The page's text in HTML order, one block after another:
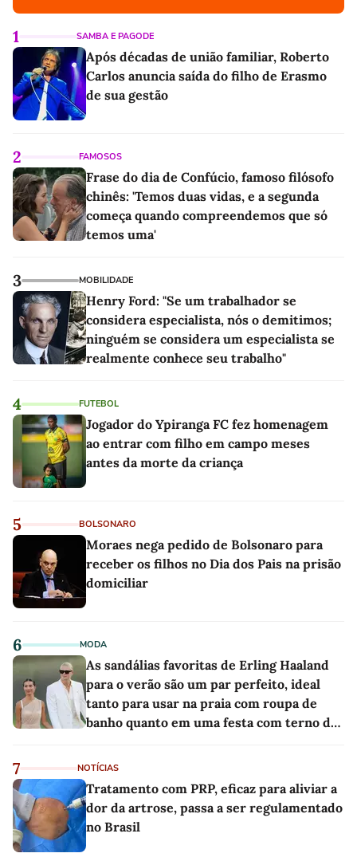
1 SAMBA E PAGODE
Após décadas de união familiar, Roberto
Carlos anuncia saída do filho de Erasmo
de sua gestão
2 FAMOSOS
Frase do dia de Confúcio, famoso filósofo
chinês: 'Temos duas vidas, e a segunda
começa quando compreendemos que só
temos uma'
3 MOBILIDADE
Henry Ford: "Se um trabalhador se
considera especialista, nós o demitimos;
ninguém se considera um especialista se
realmente conhece seu trabalho"
4 FUTEBOL
Jogador do Ypiranga FC fez homenagem
ao entrar com filho em campo meses
antes da morte da criança
5 BOLSONARO
Moraes nega pedido de Bolsonaro para
receber os filhos no Dia dos Pais na prisão
domiciliar
6 MODA
As sandálias favoritas de Erling Haaland
para o verão são um par perfeito, ideal
tanto para usar na praia com roupa de
banho quanto em uma festa com terno de
7 NOTÍCIAS
Tratamento com PRP, eficaz para aliviar a
dor da artrose, passa a ser regulamentado
no Brasil